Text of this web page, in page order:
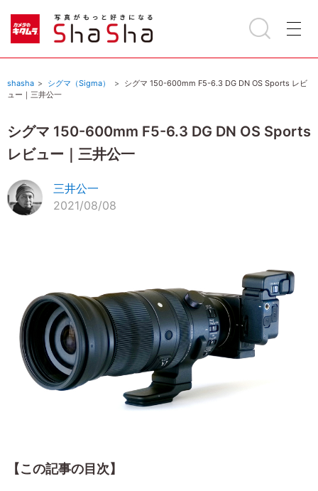
shasha シグマ（Sigma）
シグマ 150-600mm F5-6.3 DG DN OS Sports レビ
ュー｜三井公一
シグマ 150-600mm F5-6.3 DG DN OS Sports
レビュー｜三井公一
三井公一
2021/08/08
【この記事の目次】